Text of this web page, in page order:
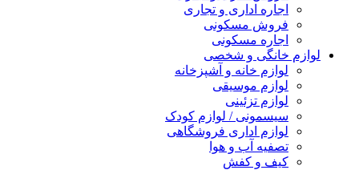
اجاره اداری و تجاری
فروش مسکونی
اجاره مسکونی
لوازم خانگی و شخصی
لوازم خانه و آشپزخانه
لوازم موسیقی
لوازم تزئینی
سیسمونی / لوازم کودک
لوازم اداری فروشگاهی
تصفیه آب و هوا
کیف و کفش